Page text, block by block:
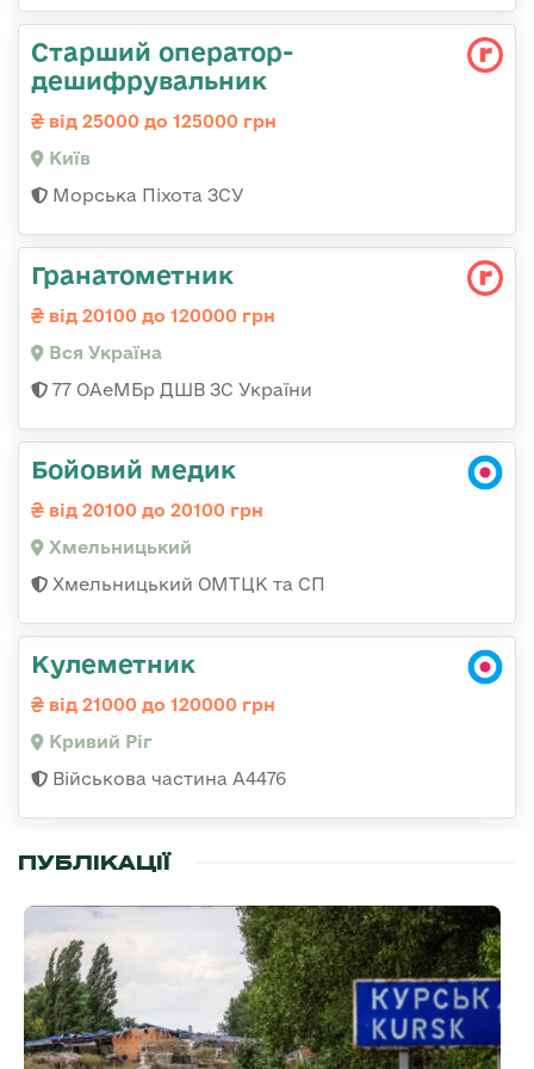
Старший оператор-
дешифрувальник
від 25000 до 125000 грн
Київ
Морська Піхота ЗСУ
Гранатометник
від 20100 до 120000 грн
Вся Україна
77 ОАеМБр ДШВ ЗС України
Бойовий медик
від 20100 до 20100 грн
Хмельницький
Хмельницький ОМТЦК та СП
Кулеметник
від 21000 до 120000 грн
Кривий Ріг
Військова частина А4476
ПУБЛІКАЦІЇ